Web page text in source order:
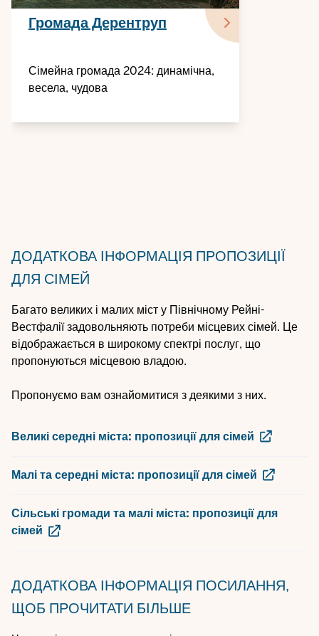
Громада Дерентруп
Сімейна громада 2024: динамічна,
весела, чудова
ДОДАТКОВА ІНФОРМАЦІЯ ПРОПОЗИЦІЇ
ДЛЯ СІМЕЙ
Багато великих і малих міст у Північному Рейні-
Вестфалії задовольняють потреби місцевих сімей. Це
відображається в широкому спектрі послуг, що
пропонуються місцевою владою.
Пропонуємо вам ознайомитися з деякими з них.
Великі середні міста: пропозиції для сімей
Малі та середні міста: пропозиції для сімей
Сільські громади та малі міста: пропозиції для
сімей
ДОДАТКОВА ІНФОРМАЦІЯ ПОСИЛАННЯ,
ЩОБ ПРОЧИТАТИ БІЛЬШЕ